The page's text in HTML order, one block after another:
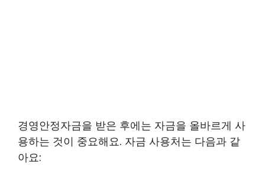
경영안정자금을 받은 후에는 자금을 올바르게 사
용하는 것이 중요해요. 자금 사용처는 다음과 같
아요: